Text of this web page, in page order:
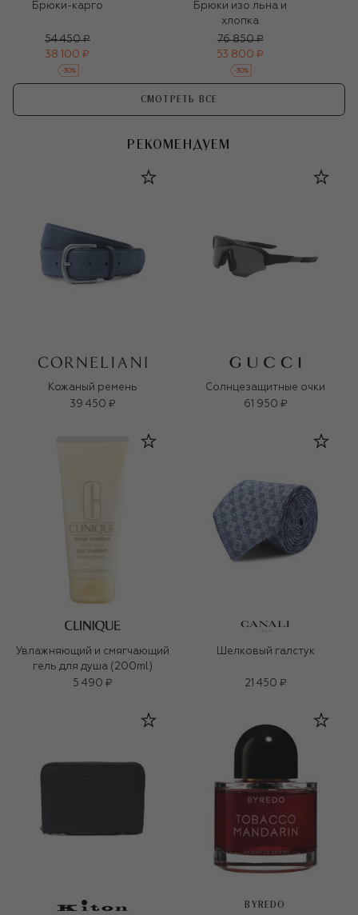
Брюки-карго
54 450 ₽
38 100 ₽
-30%
Брюки изо льна и
хлопка
76 850 ₽
53 800 ₽
-30%
СМОТРЕТЬ ВСЕ
РЕКОМЕНДУЕМ
Кожаный ремень
39 450 ₽
Солнцезащитные очки
61 950 ₽
Увлажняющий и смягчающий
гель для душа (200ml)
5 490 ₽
Шелковый галстук
21 450 ₽
BYREDO